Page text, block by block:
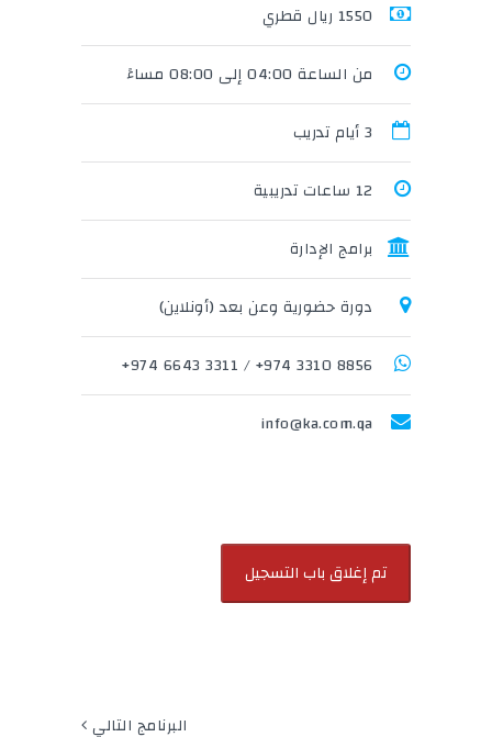
1550 ريال قطري
من الساعة 04:00 إلى 08:00 مساءً
3 أيام تدريب
12 ساعات تدريبية
برامج الإدارة
دورة حضورية وعن بعد (أونلاين)
8856 3310 974+
/
3311 6643 974+
info@ka.com.qa
البرنامج التالي